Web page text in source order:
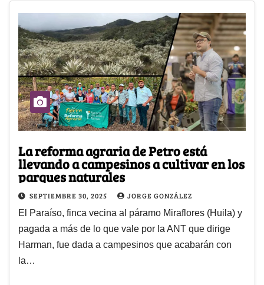
La reforma agraria de Petro está
llevando a campesinos a cultivar en los
parques naturales
SEPTIEMBRE 30, 2025 JORGE GONZÁLEZ
El Paraíso, finca vecina al páramo Miraflores (Huila) y
pagada a más de lo que vale por la ANT que dirige
Harman, fue dada a campesinos que acabarán con
la…